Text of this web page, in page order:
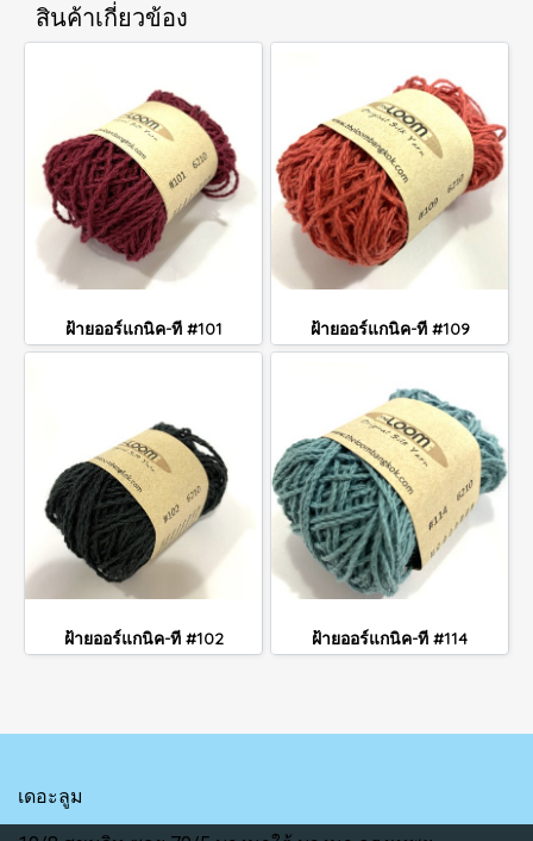
สินค้าเกี่ยวข้อง
ฝ้ายออร์แกนิค-ที #101 ฝ้ายออร์แกนิค-ที #109
ฝ้ายออร์แกนิค-ที #102 ฝ้ายออร์แกนิค-ที #114
เดอะลูม